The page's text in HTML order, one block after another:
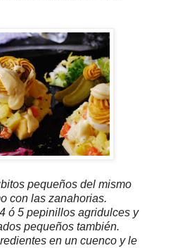
pequeños del mismo
con las zanahorias.
ó 5 pepinillos agridulces y
pequeños también.
en un cuenco y le